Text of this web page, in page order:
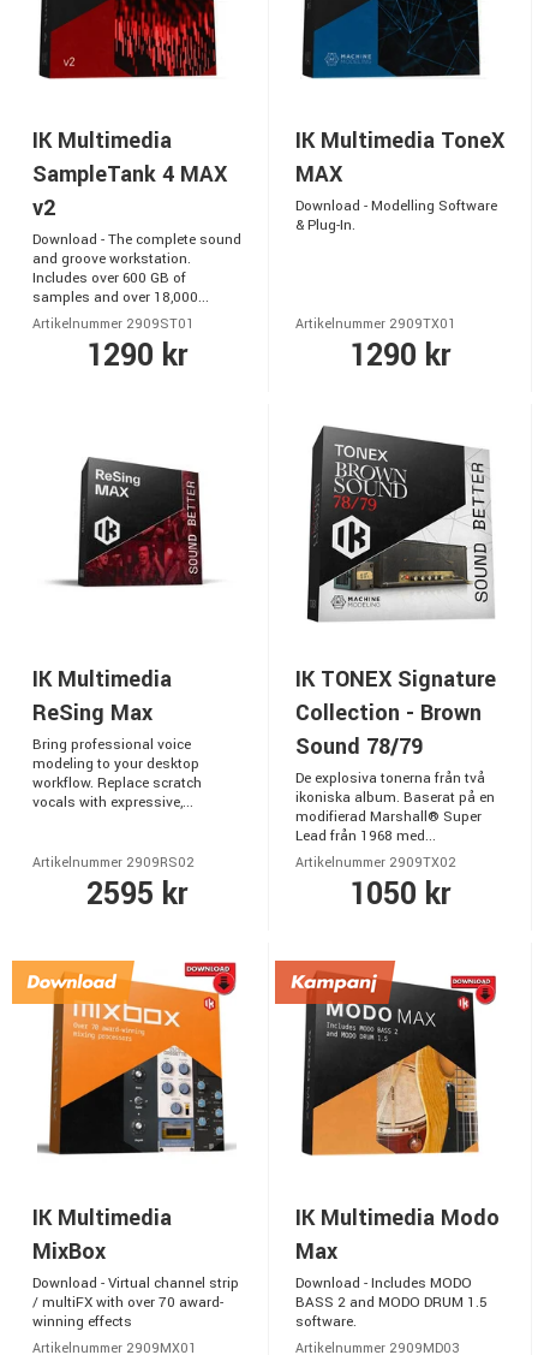
IK Multimedia
SampleTank 4 MAX
v2
Download - The complete sound
and groove workstation.
Includes over 600 GB of
samples and over 18,000...
Artikelnummer 2909ST01
1290 kr
IK Multimedia ToneX
MAX
Download - Modelling Software
& Plug-In.
Artikelnummer 2909TX01
1290 kr
IK Multimedia
ReSing Max
Bring professional voice
modeling to your desktop
workflow. Replace scratch
vocals with expressive,...
Artikelnummer 2909RS02
2595 kr
IK TONEX Signature
Collection - Brown
Sound 78/79
De explosiva tonerna från två
ikoniska album. Baserat på en
modifierad Marshall® Super
Lead från 1968 med...
Artikelnummer 2909TX02
1050 kr
IK Multimedia
MixBox
Download - Virtual channel strip
/ multiFX with over 70 award-
winning effects
Artikelnummer 2909MX01
IK Multimedia Modo
Max
Download - Includes MODO
BASS 2 and MODO DRUM 1.5
software.
Artikelnummer 2909MD03